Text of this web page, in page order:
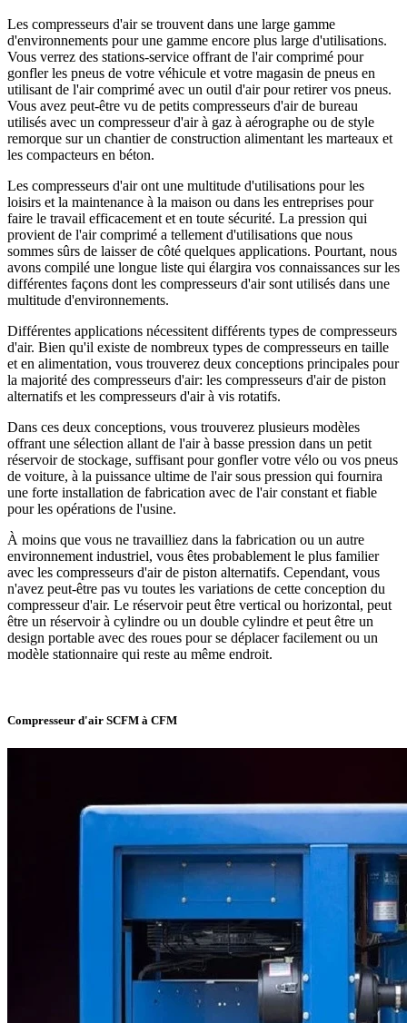
Les compresseurs d'air se trouvent dans une large gamme
d'environnements pour une gamme encore plus large d'utilisations.
Vous verrez des stations-service offrant de l'air comprimé pour
gonfler les pneus de votre véhicule et votre magasin de pneus en
utilisant de l'air comprimé avec un outil d'air pour retirer vos pneus.
Vous avez peut-être vu de petits compresseurs d'air de bureau
utilisés avec un compresseur d'air à gaz à aérographe ou de style
remorque sur un chantier de construction alimentant les marteaux et
les compacteurs en béton.
Les compresseurs d'air ont une multitude d'utilisations pour les
loisirs et la maintenance à la maison ou dans les entreprises pour
faire le travail efficacement et en toute sécurité. La pression qui
provient de l'air comprimé a tellement d'utilisations que nous
sommes sûrs de laisser de côté quelques applications. Pourtant, nous
avons compilé une longue liste qui élargira vos connaissances sur les
différentes façons dont les compresseurs d'air sont utilisés dans une
multitude d'environnements.
Différentes applications nécessitent différents types de compresseurs
d'air. Bien qu'il existe de nombreux types de compresseurs en taille
et en alimentation, vous trouverez deux conceptions principales pour
la majorité des compresseurs d'air: les compresseurs d'air de piston
alternatifs et les compresseurs d'air à vis rotatifs.
Dans ces deux conceptions, vous trouverez plusieurs modèles
offrant une sélection allant de l'air à basse pression dans un petit
réservoir de stockage, suffisant pour gonfler votre vélo ou vos pneus
de voiture, à la puissance ultime de l'air sous pression qui fournira
une forte installation de fabrication avec de l'air constant et fiable
pour les opérations de l'usine.
À moins que vous ne travailliez dans la fabrication ou un autre
environnement industriel, vous êtes probablement le plus familier
avec les compresseurs d'air de piston alternatifs. Cependant, vous
n'avez peut-être pas vu toutes les variations de cette conception du
compresseur d'air. Le réservoir peut être vertical ou horizontal, peut
être un réservoir à cylindre ou un double cylindre et peut être un
design portable avec des roues pour se déplacer facilement ou un
modèle stationnaire qui reste au même endroit.
Compresseur d'air SCFM à CFM